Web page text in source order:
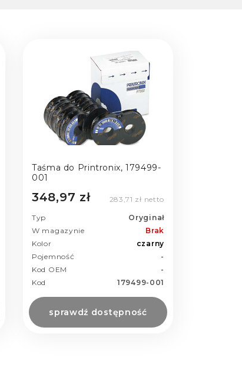
Taśma do Printronix, 179499-
001
348,97 zł 283,71 zł netto
Typ
Oryginał
W magazynie
Brak
Kolor
czarny
Pojemność
-
Kod OEM
-
Kod
179499-001
sprawdź dostępność